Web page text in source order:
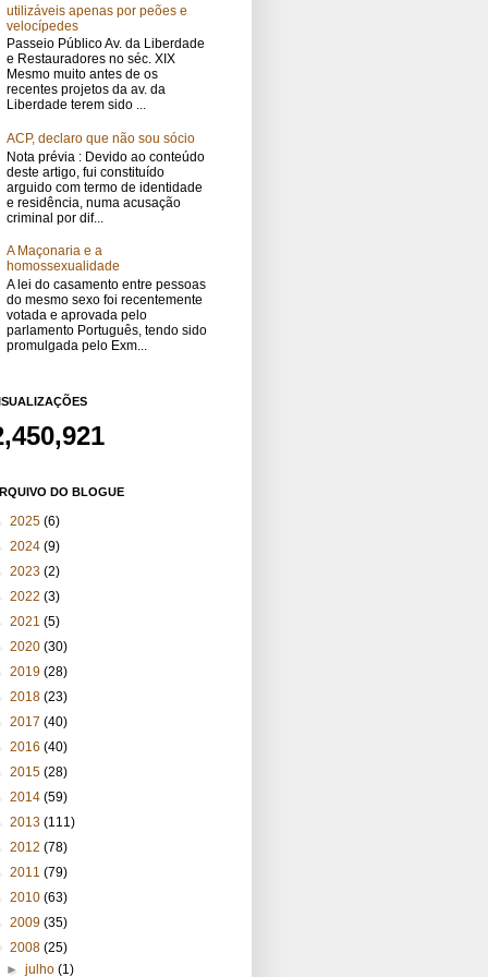
utilizáveis apenas por peões e
velocípedes
Passeio Público Av. da Liberdade
e Restauradores no séc. XIX
Mesmo muito antes de os
recentes projetos da av. da
Liberdade terem sido ...
ACP, declaro que não sou sócio
Nota prévia : Devido ao conteúdo
deste artigo, fui constituído
arguido com termo de identidade
e residência, numa acusação
criminal por dif...
A Maçonaria e a
homossexualidade
A lei do casamento entre pessoas
do mesmo sexo foi recentemente
votada e aprovada pelo
parlamento Português, tendo sido
promulgada pelo Exm...
DO BLOGUE
2025 (6)
2024 (9)
2023 (2)
2022 (3)
2021 (5)
2020 (30)
2019 (28)
2018 (23)
2017 (40)
2016 (40)
2015 (28)
2014 (59)
2013 (111)
2012 (78)
2011 (79)
2010 (63)
2009 (35)
2008 (25)
►julho(1)